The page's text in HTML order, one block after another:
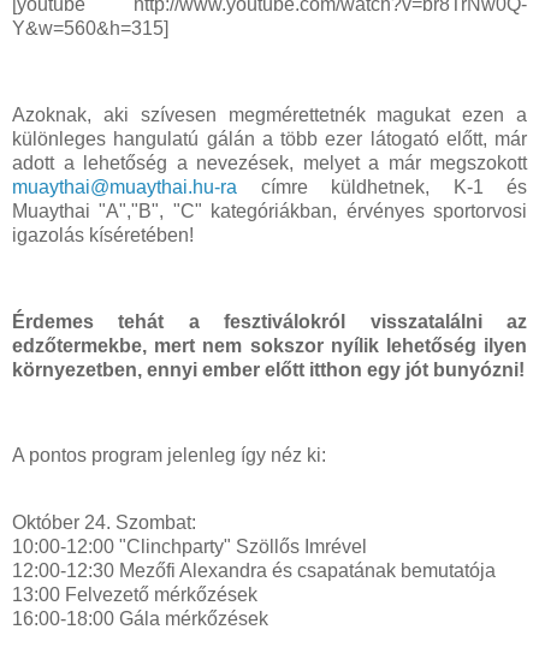
[youtube http://www.youtube.com/watch?v=br8TrNw0Q-
Y&w=560&h=315]
Azoknak, aki szívesen megmérettetnék magukat ezen a
különleges hangulatú gálán a több ezer látogató előtt, már
adott a lehetőség a nevezések, melyet a már megszokott
muaythai@muaythai.hu-ra címre küldhetnek, K-1 és
Muaythai "A","B", "C" kategóriákban, érvényes sportorvosi
igazolás kíséretében!
Érdemes tehát a fesztiválokról visszatalálni az
edzőtermekbe, mert nem sokszor nyílik lehetőség ilyen
környezetben, ennyi ember előtt itthon egy jót bunyózni!
A pontos program jelenleg így néz ki:
Október 24. Szombat:
10:00-12:00 "Clinchparty" Szöllős Imrével
12:00-12:30 Mezőfi Alexandra és csapatának bemutatója
13:00 Felvezető mérkőzések
16:00-18:00 Gála mérkőzések